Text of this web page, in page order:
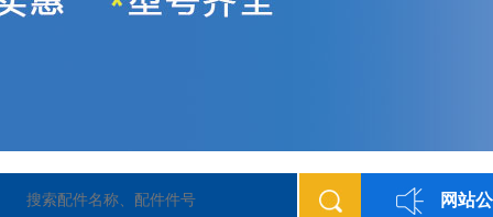
网站
类空气压缩机配件：博莱特空压机配件、阿特拉斯空压机配件等品牌